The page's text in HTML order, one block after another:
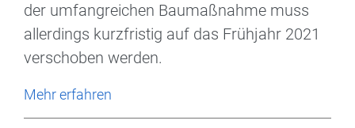
der umfangreichen Baumaßnahme muss
allerdings kurzfristig auf das Frühjahr 2021
verschoben werden.
Mehr erfahren